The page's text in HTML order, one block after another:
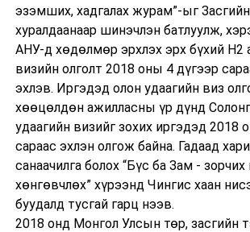
эзэмших, хадгалах журам”-ыг
хуралдаанаар шинэчлэн батлуулж,
АНУ-д хөдөлмөр эрхлэх эрх бүхий Н2
визийн олголт 2018 оны 4 дүгээр
эхлэв. Иргэдэд олон удаагийн виз
хөөцөлдөн ажилласны үр дүнд
удаагийн визийг зохих иргэдэд 2018
сараас эхлэн олгож байна. Гадаад
санаачилга болох “Бүс ба Зам -
хөнгөвчлөх” хүрээнд Чингис хаан
буудалд тусгай гарц нээв.
2018 онд Монгол Улсын төр, засгийн